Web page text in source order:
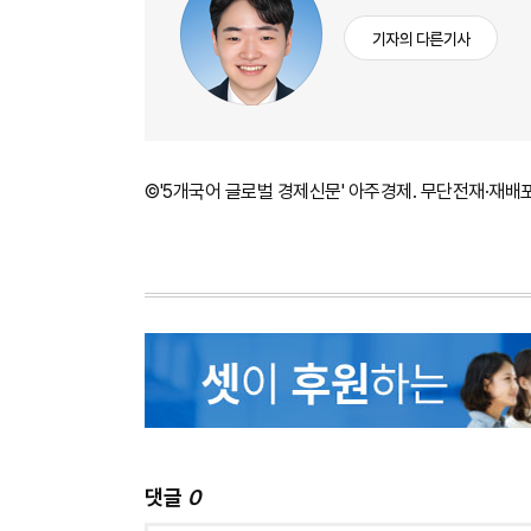
기자의 다른기사
©'5개국어 글로벌 경제신문' 아주경제. 무단전재·재배
댓글 0